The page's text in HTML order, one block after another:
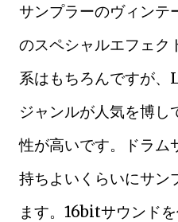
サンプラーのヴィンテ
のスペシャルエフェク
系はもちろんですが
ジャンルが人気を博し
性が高いです。ドラム
持ちよいくらいにサン
ます。16bitサウンド